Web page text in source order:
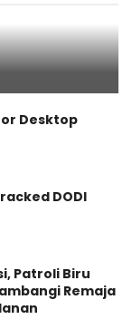
Desktop
DODI
Patroli Biru
Remaja